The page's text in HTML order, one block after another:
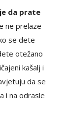
da prate
ne prelaze
se dete
otežano
kašalj i
da se
i na odrasle